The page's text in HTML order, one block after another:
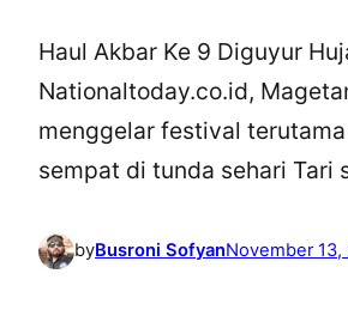
Haul Akbar Ke 9 Diguyur
Nationaltoday.co.id,
menggelar festival
sempat di tunda sehari Tari
byBusroni SofyanNovember 13,